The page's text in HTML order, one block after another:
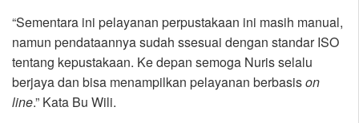
“Sementara ini pelayanan perpustakaan ini masih manual,
namun pendataannya sudah ssesuai dengan standar ISO
tentang kepustakaan. Ke depan semoga Nuris selalu
berjaya dan bisa menampilkan pelayanan berbasison
line.” Kata Bu Wili.